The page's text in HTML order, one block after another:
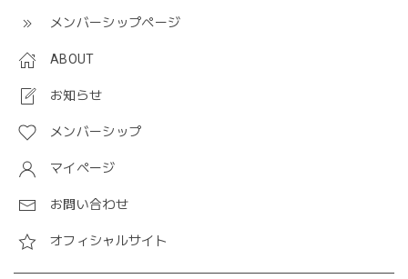
メンバーシップページ
ABOUT
お知らせ
メンバーシップ
マイページ
お問い合わせ
オフィシャルサイト